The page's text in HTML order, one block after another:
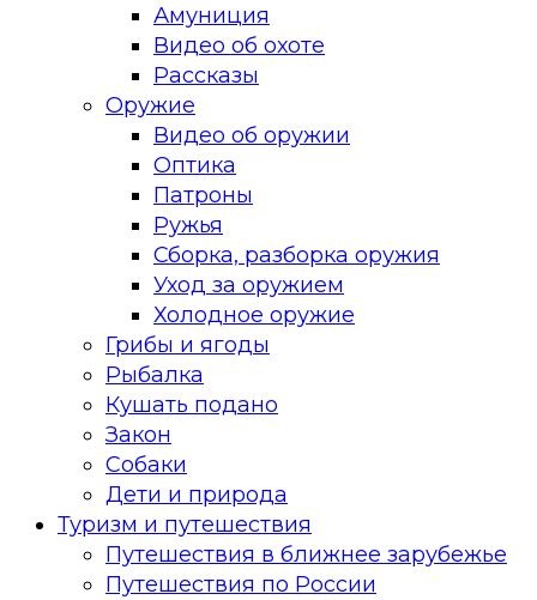
Амуниция
Видео об охоте
Рассказы
Оружие
Видео об оружии
Оптика
Патроны
Ружья
Сборка, разборка оружия
Уход за оружием
Холодное оружие
Грибы и ягоды
Рыбалка
Кушать подано
Закон
Собаки
Дети и природа
Туризм и путешествия
Путешествия в ближнее зарубежье
Путешествия по России